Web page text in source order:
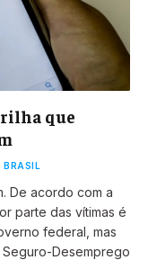
que
BRASIL
De acordo com a
parte das vítimas é
federal, mas
Seguro-Desemprego